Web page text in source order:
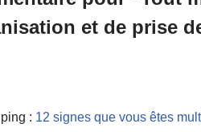
et de prise
: 12 signes que vous êtes